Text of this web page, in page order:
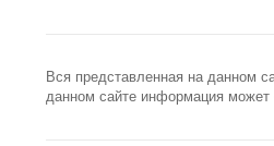
Вся представленная на данном
данном сайте информация может